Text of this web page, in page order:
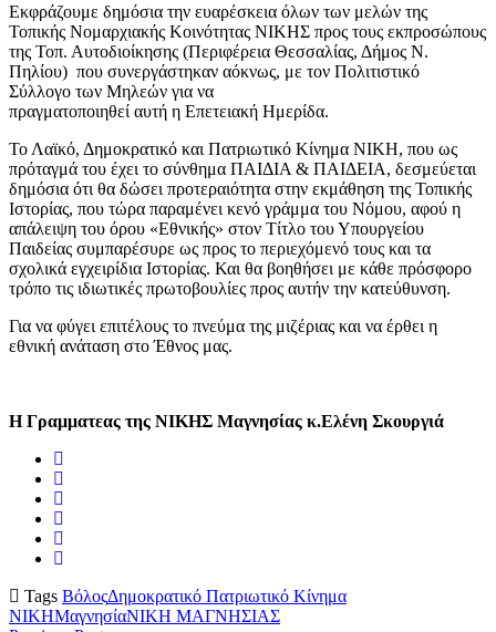
Εκφράζουμε δημόσια την ευαρέσκεια όλων των μελών της
Τοπικής Νομαρχιακής Κοινότητας ΝΙΚΗΣ προς τους εκπροσώπους
της Τοπ. Αυτοδιοίκησης (Περιφέρεια Θεσσαλίας, Δήμος Ν.
Πηλίου) που συνεργάστηκαν αόκνως, με τον Πολιτιστικό
Σύλλογο των Μηλεών για να
πραγματοποιηθεί αυτή η Επετειακή Ημερίδα.
Το Λαϊκό, Δημοκρατικό και Πατριωτικό Κίνημα ΝΙΚΗ, που ως
πρόταγμά του έχει το σύνθημα ΠΑΙΔΙΑ & ΠΑΙΔΕΙΑ, δεσμεύεται
δημόσια ότι θα δώσει προτεραιότητα στην εκμάθηση της Τοπικής
Ιστορίας, που τώρα παραμένει κενό γράμμα του Νόμου, αφού η
απάλειψη του όρου «Εθνικής» στον Τίτλο του Υπουργείου
Παιδείας συμπαρέσυρε ως προς το περιεχόμενό τους και τα
σχολικά εγχειρίδια Ιστορίας. Και θα βοηθήσει με κάθε πρόσφορο
τρόπο τις ιδιωτικές πρωτοβουλίες προς αυτήν την κατεύθυνση.
Για να φύγει επιτέλους το πνεύμα της μιζέριας και να έρθει η
εθνική ανάταση στο Έθνος μας.
Η Γραμματεας της ΝΙΚΗΣ Μαγνησίας κ.Ελένη Σκουργιά
Tags ΒόλοςΔημοκρατικό Πατριωτικό Κίνημα
ΝΙΚΗΜαγνησίαΝΙΚΗ ΜΑΓΝΗΣΙΑΣ